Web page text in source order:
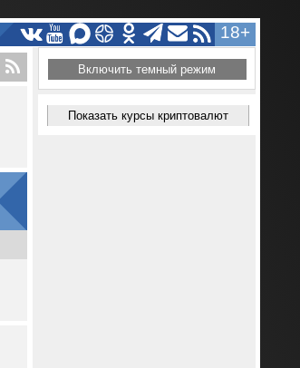
18+
Включить темный режим
Показать курсы криптовалют